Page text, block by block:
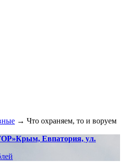
→ Что охраняем, то и воруем
Крым, Евпатория, ул.